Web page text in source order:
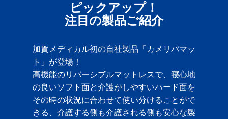
ピックアップ！
注目の製品ご紹介
加賀メディカル初の自社製品「カメリバマッ
ト」が登場！
高機能のリバーシブルマットレスで、寝心地
の良いソフト面と介護がしやすいハード面を
その時の状況に合わせて使い分けることがで
きる、介護する側も介護される側も安心な製